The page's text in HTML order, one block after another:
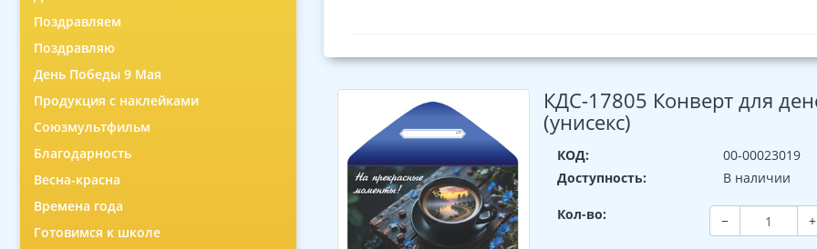
Поздравляем
Поздравляю
День Победы 9 Мая
Продукция с наклейками
Союзмультфильм
Благодарность
Весна-красна
Времена года
Готовимся к школе
КДС-17805 Конверт для
(унисекс)
КОД:
00-00023019
Доступность:
В наличии
Кол-во: − +